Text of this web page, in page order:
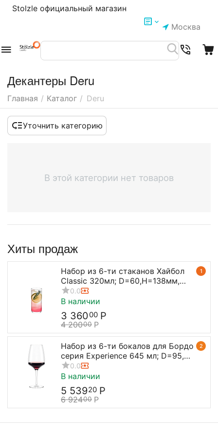
Stolzle официальный магазин
Москва
Декантеры Deru
Главная / Каталог / Deru
Уточнить категорию
В этой категории нет товаров
Хиты продаж
1
Набор из 6-ти стаканов Хайбол
Classic 320мл; D=60,H=138мм,
Stolzle
0.0
В наличии
3 36000 Р
4 20000 Р
2
Набор из 6-ти бокалов для Бордо
серия Experience 645 мл; D=95,
H=238 мм, Stolzle
0.0
В наличии
5 53920 Р
6 92400 Р